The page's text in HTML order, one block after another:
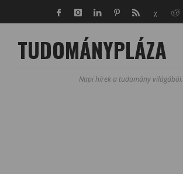
TUDOMÁNYPLÁZA
Napi hírek a tudomány világából.